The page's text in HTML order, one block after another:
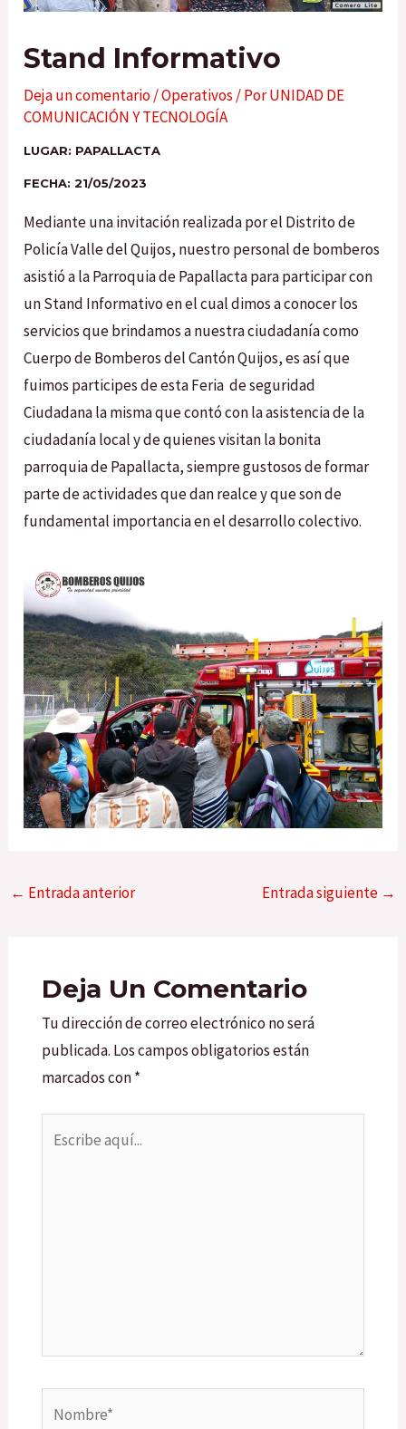
Stand Informativo
Deja un comentario/Operativos / PorUNIDAD DE
COMUNICACIÓN Y TECNOLOGÍA
LUGAR: PAPALLACTA
FECHA: 21/05/2023
Mediante una invitación realizada por el Distrito de
Policía Valle del Quijos, nuestro personal de bomberos
asistió a la Parroquia de Papallacta para participar con
un Stand Informativo en el cual dimos a conocer los
servicios que brindamos a nuestra ciudadanía como
Cuerpo de Bomberos del Cantón Quijos, es así que
fuimos participes de esta Feria de seguridad
Ciudadana la misma que contó con la asistencia de la
ciudadanía local y de quienes visitan la bonita
parroquia de Papallacta, siempre gustosos de formar
parte de actividades que dan realce y que son de
fundamental importancia en el desarrollo colectivo.
← Entrada anterior Entrada siguiente →
Deja Un Comentario
Tu dirección de correo electrónico no será
publicada. Los campos obligatorios están
marcados con*